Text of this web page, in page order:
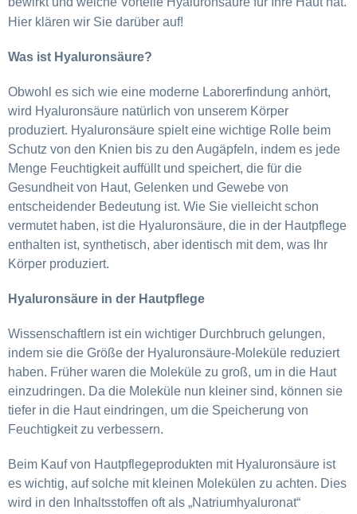
Hier klären wir Sie darüber auf!
Was ist Hyaluronsäure?
Obwohl es sich wie eine moderne Laborerfindung anhört,
wird Hyaluronsäure natürlich von unserem Körper
produziert. Hyaluronsäure spielt eine wichtige Rolle beim
Schutz von den Knien bis zu den Augäpfeln, indem es jede
Menge Feuchtigkeit auffüllt und speichert, die für die
Gesundheit von Haut, Gelenken und Gewebe von
entscheidender Bedeutung ist. Wie Sie vielleicht schon
vermutet haben, ist die Hyaluronsäure, die in der Hautpflege
enthalten ist, synthetisch, aber identisch mit dem, was Ihr
Körper produziert.
Hyaluronsäure in der Hautpflege
Wissenschaftlern ist ein wichtiger Durchbruch gelungen,
indem sie die Größe der Hyaluronsäure-Moleküle reduziert
haben. Früher waren die Moleküle zu groß, um in die Haut
einzudringen. Da die Moleküle nun kleiner sind, können sie
tiefer in die Haut eindringen, um die Speicherung von
Feuchtigkeit zu verbessern.
Beim Kauf von Hautpflegeprodukten mit Hyaluronsäure ist
es wichtig, auf solche mit kleinen Molekülen zu achten. Dies
wird in den Inhaltsstoffen oft als „Natriumhyaluronat“